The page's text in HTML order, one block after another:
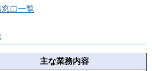
口一覧
主な業務内容